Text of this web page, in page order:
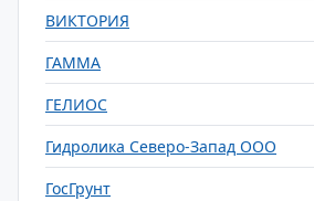
ВИКТОРИЯ
ГАММА
ГЕЛИОС
Гидролика Северо-Запад ООО
ГосГрунт